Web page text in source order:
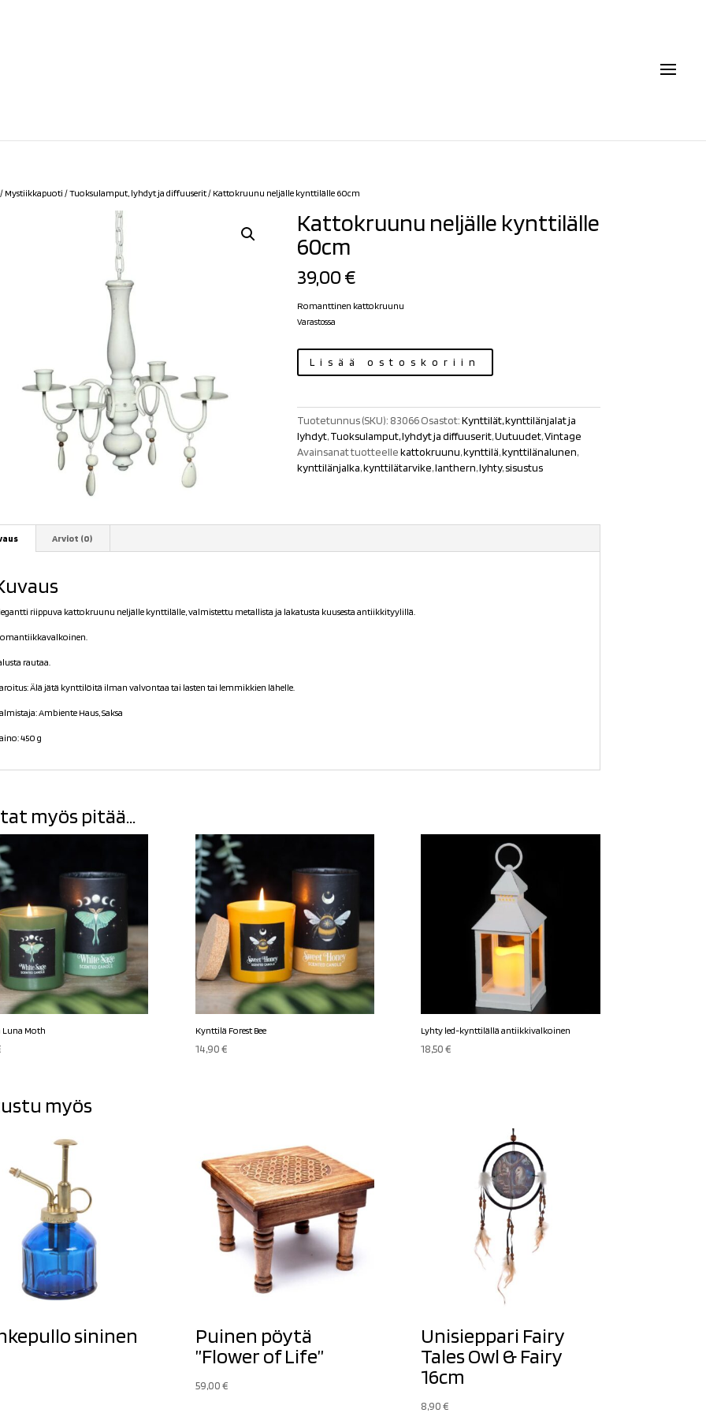
/ Mystiikkapuoti /Tuoksulamput, lyhdyt ja diffuuserit/ Kattokruunu neljälle kynttilälle 60cm
Kattokruunu neljälle kynttilälle
60cm
39,00€
Romanttinen kattokruunu
Varastossa
neljälle
määrä
Lisää ostoskoriin
Tuotetunnus (SKU): 83066Osastot:Kynttilät, kynttilänjalat ja
lyhdyt,Tuoksulamput, lyhdyt ja diffuuserit,Uutuudet,Vintage
Avainsanat tuotteellekattokruunu,kynttilä,kynttilänalunen,
kynttilänjalka,kynttilätarvike,lanthern,lyhty,sisustus
Arviot (0)
riippuva kattokruunu neljälle kynttilälle, valmistettu metallista ja lakatusta kuusesta antiikkityylillä.
rautaa.
Älä jätä kynttilöitä ilman valvontaa tai lasten tai lemmikkien lähelle.
Ambiente Haus, Saksa
450 g
myös pitää...
Moth Kynttilä Forest Bee
14,90€
Lyhty led-kynttilällä antiikkivalkoinen
18,50€
myös
sininen
Puinen pöytä
”Flower of Life”
59,00€
Unisieppari Fairy
Tales Owl & Fairy
16cm
8,90€